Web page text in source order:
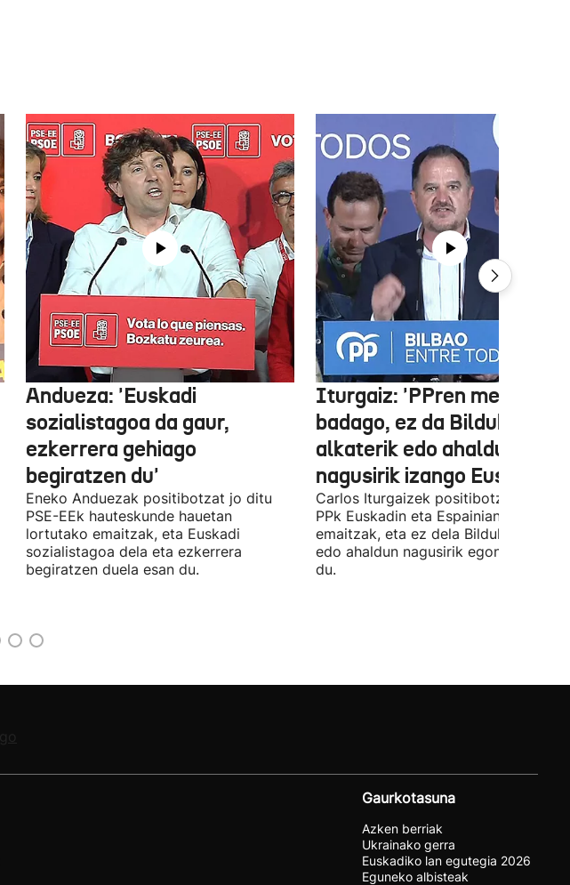
Andueza: 'Euskadi
sozialistagoa da gaur,
ezkerrera gehiago
begiratzen du'
Eneko Anduezak positibotzat jo ditu
PSE-EEk hauteskunde hauetan
lortutako emaitzak, eta Euskadi
sozialistagoa dela eta ezkerrera
begiratzen duela esan du.
Iturgaiz: 'PPren menpe
badago, ez da Bilduko
alkaterik edo ahaldun
nagusirik izango Euskadin'
Carlos Iturgaizek positibotzat jo ditu
PPk Euskadin eta Espainian lortutako
emaitzak, eta ez dela Bilduko
edo ahaldun nagusirik egongo
du.
Gaurkotasuna
Azken berriak
Ukrainako gerra
Euskadiko lan egutegia 2026
Eguneko albisteak